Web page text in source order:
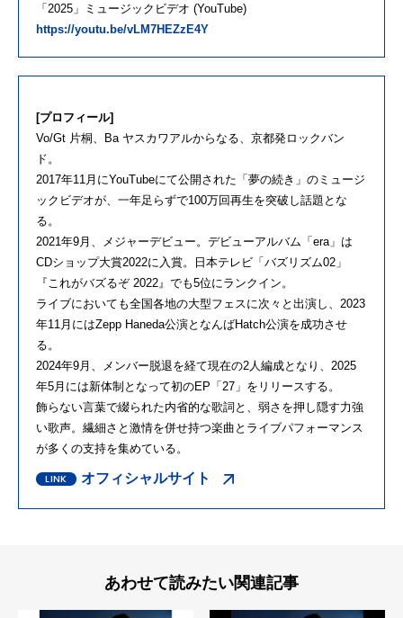
「2025」ミュージックビデオ (YouTube)
https://youtu.be/vLM7HEZzE4Y
[プロフィール]
Vo/Gt 片桐、Ba ヤスカワアルからなる、京都発ロックバン
ド。
2017年11月にYouTubeにて公開された「夢の続き」のミュージ
ックビデオが、一年足らずで100万回再生を突破し話題とな
る。
2021年9月、メジャーデビュー。デビューアルバム「era」は
CDショップ大賞2022に入賞。日本テレビ「バズリズム02」
『これがバズるぞ 2022』でも5位にランクイン。
ライブにおいても全国各地の大型フェスに次々と出演し、2023
年11月にはZepp Haneda公演となんばHatch公演を成功させ
る。
2024年9月、メンバー脱退を経て現在の2人編成となり、2025
年5月には新体制となって初のEP「27」をリリースする。
飾らない言葉で綴られた内省的な歌詞と、弱さを押し隠す力強
い歌声。繊細さと激情を併せ持つ楽曲とライブパフォーマンス
が多くの支持を集めている。
オフィシャルサイト
あわせて読みたい関連記事